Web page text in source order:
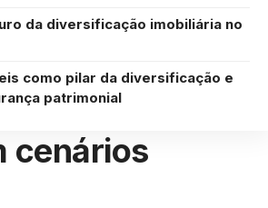
da diversificação imobiliária no
como pilar da diversificação e
patrimonial
cenários